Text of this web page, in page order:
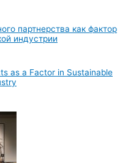
партнерства как фактор
индустрии
as a Factor in Sustainable